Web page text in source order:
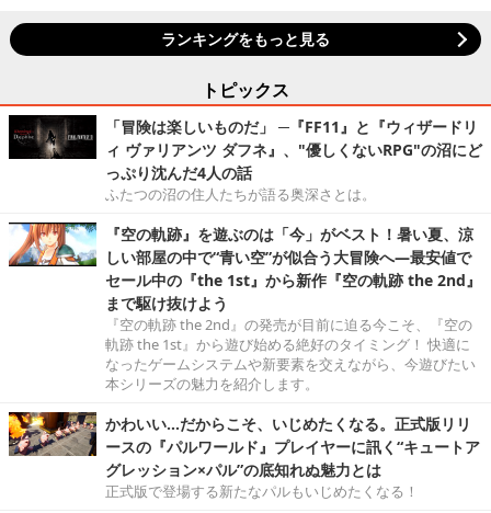
ランキングをもっと見る
トピックス
「冒険は楽しいものだ」 ─『FF11』と『ウィザードリ
ィ ヴァリアンツ ダフネ』、"優しくないRPG"の沼にど
っぷり沈んだ4人の話
ふたつの沼の住人たちが語る奥深さとは。
『空の軌跡』を遊ぶのは「今」がベスト！暑い夏、涼
しい部屋の中で“青い空”が似合う大冒険へ―最安値で
セール中の『the 1st』から新作『空の軌跡 the 2nd』
まで駆け抜けよう
『空の軌跡 the 2nd』の発売が目前に迫る今こそ、『空の
軌跡 the 1st』から遊び始める絶好のタイミング！ 快適に
なったゲームシステムや新要素を交えながら、今遊びたい
本シリーズの魅力を紹介します。
かわいい…だからこそ、いじめたくなる。正式版リリ
ースの『パルワールド』プレイヤーに訊く“キュートア
グレッション×パル”の底知れぬ魅力とは
正式版で登場する新たなパルもいじめたくなる！